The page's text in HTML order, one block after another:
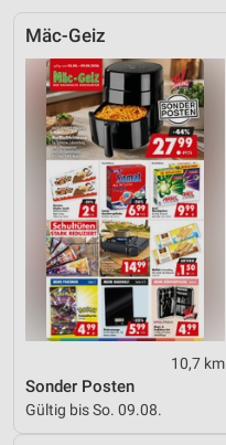
Mäc-Geiz
10,7 km
Sonder Posten
Gültig bis So. 09.08.